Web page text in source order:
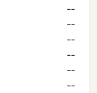
--
--
--
--
--
--